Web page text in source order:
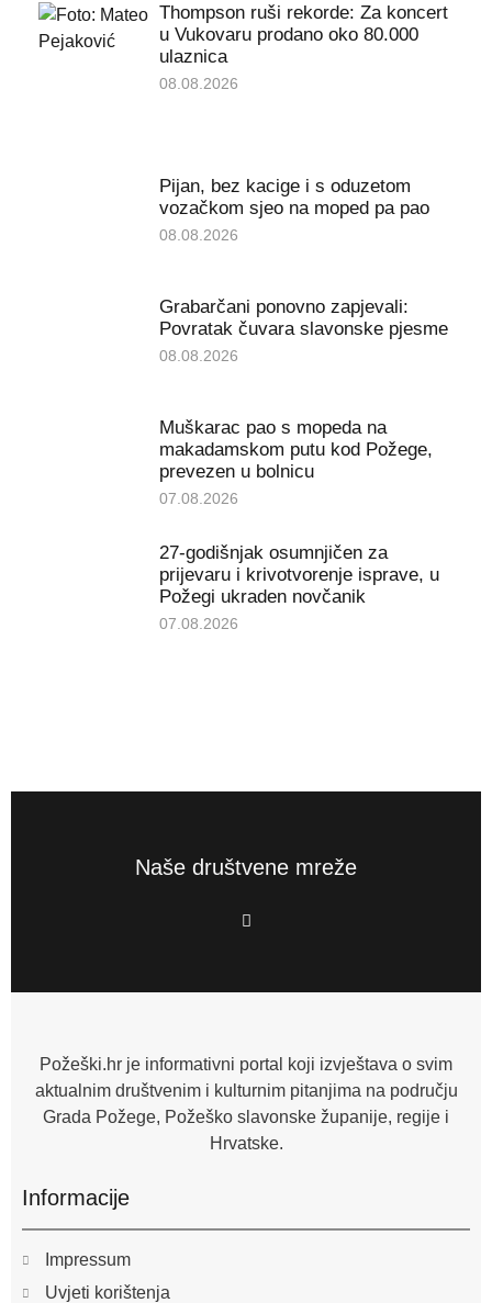
Thompson ruši rekorde: Za koncert
u Vukovaru prodano oko 80.000
ulaznica
08.08.2026
Pijan, bez kacige i s oduzetom
vozačkom sjeo na moped pa pao
08.08.2026
Grabarčani ponovno zapjevali:
Povratak čuvara slavonske pjesme
08.08.2026
Muškarac pao s mopeda na
makadamskom putu kod Požege,
prevezen u bolnicu
07.08.2026
27-godišnjak osumnjičen za
prijevaru i krivotvorenje isprave, u
Požegi ukraden novčanik
07.08.2026
Naše društvene mreže
F
a
o
f
Požeški.hr je informativni portal koji izvještava o svim
aktualnim društvenim i kulturnim pitanjima na području
Grada Požege, Požeško slavonske županije, regije i
Hrvatske.
Informacije
Impressum
Uvjeti korištenja